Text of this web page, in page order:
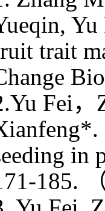
trait
Yu Fei，
in
185.